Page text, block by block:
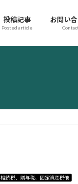
投稿記事
Posted article
お問い
相続税、贈与税、固定資産税他